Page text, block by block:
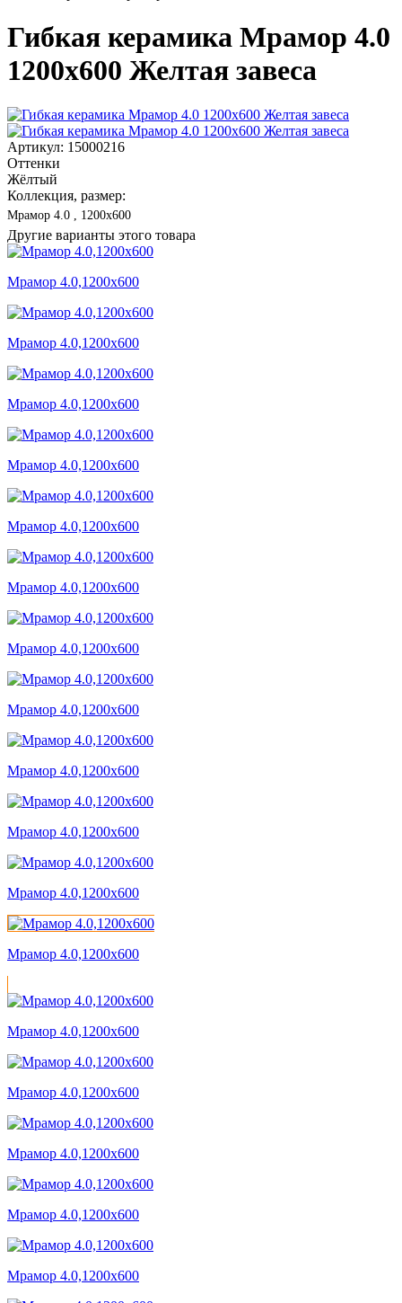
Гибкая керамика Мрамор 4.0
1200x600 Желтая завеса
Артикул: 15000216
Оттенки
Жёлтый
Коллекция, размер:
Мрамор 4.0 , 1200x600
Другие варианты этого товара
Мрамор 4.0,1200x600
Мрамор 4.0,1200x600
Мрамор 4.0,1200x600
Мрамор 4.0,1200x600
Мрамор 4.0,1200x600
Мрамор 4.0,1200x600
Мрамор 4.0,1200x600
Мрамор 4.0,1200x600
Мрамор 4.0,1200x600
Мрамор 4.0,1200x600
Мрамор 4.0,1200x600
Мрамор 4.0,1200x600
Мрамор 4.0,1200x600
Мрамор 4.0,1200x600
Мрамор 4.0,1200x600
Мрамор 4.0,1200x600
Мрамор 4.0,1200x600